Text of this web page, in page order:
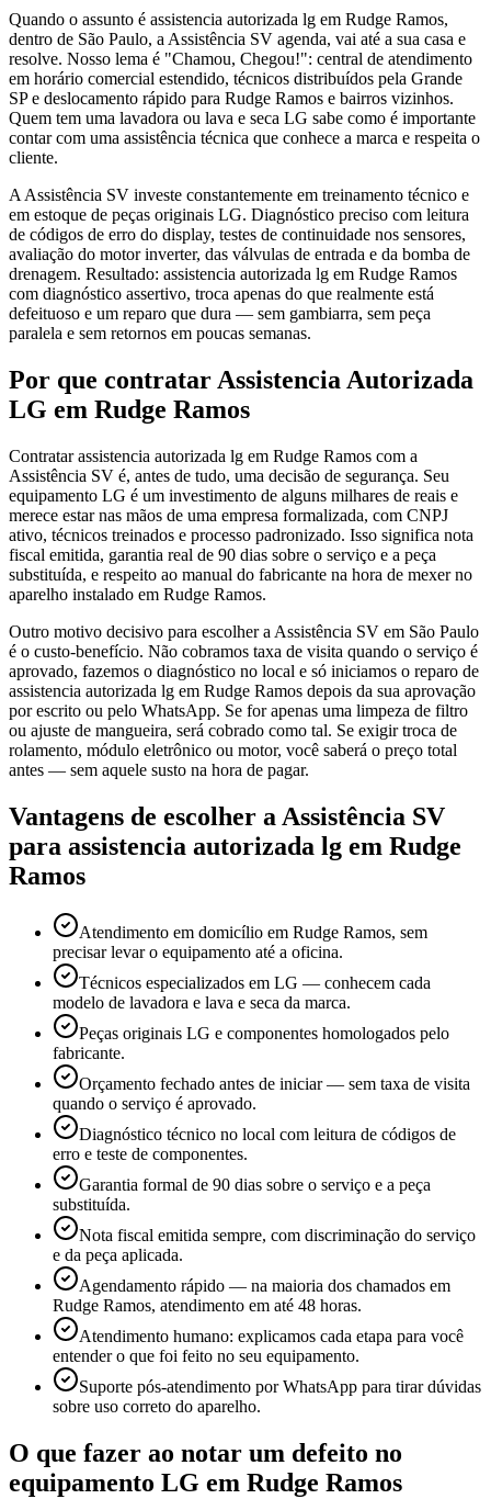
Quando o assunto é assistencia autorizada lg em Rudge Ramos,
dentro de São Paulo, a Assistência SV agenda, vai até a sua casa e
resolve. Nosso lema é "Chamou, Chegou!": central de atendimento
em horário comercial estendido, técnicos distribuídos pela Grande
SP e deslocamento rápido para Rudge Ramos e bairros vizinhos.
Quem tem uma lavadora ou lava e seca LG sabe como é importante
contar com uma assistência técnica que conhece a marca e respeita o
cliente.
A Assistência SV investe constantemente em treinamento técnico e
em estoque de peças originais LG. Diagnóstico preciso com leitura
de códigos de erro do display, testes de continuidade nos sensores,
avaliação do motor inverter, das válvulas de entrada e da bomba de
drenagem. Resultado: assistencia autorizada lg em Rudge Ramos
com diagnóstico assertivo, troca apenas do que realmente está
defeituoso e um reparo que dura — sem gambiarra, sem peça
paralela e sem retornos em poucas semanas.
Por que contratar Assistencia Autorizada
LG em Rudge Ramos
Contratar assistencia autorizada lg em Rudge Ramos com a
Assistência SV é, antes de tudo, uma decisão de segurança. Seu
equipamento LG é um investimento de alguns milhares de reais e
merece estar nas mãos de uma empresa formalizada, com CNPJ
ativo, técnicos treinados e processo padronizado. Isso significa nota
fiscal emitida, garantia real de 90 dias sobre o serviço e a peça
substituída, e respeito ao manual do fabricante na hora de mexer no
aparelho instalado em Rudge Ramos.
Outro motivo decisivo para escolher a Assistência SV em São Paulo
é o custo-benefício. Não cobramos taxa de visita quando o serviço é
aprovado, fazemos o diagnóstico no local e só iniciamos o reparo de
assistencia autorizada lg em Rudge Ramos depois da sua aprovação
por escrito ou pelo WhatsApp. Se for apenas uma limpeza de filtro
ou ajuste de mangueira, será cobrado como tal. Se exigir troca de
rolamento, módulo eletrônico ou motor, você saberá o preço total
antes — sem aquele susto na hora de pagar.
Vantagens de escolher a Assistência SV
para assistencia autorizada lg em Rudge
Ramos
Atendimento em domicílio em Rudge Ramos, sem
precisar levar o equipamento até a oficina.
Técnicos especializados em LG — conhecem cada
modelo de lavadora e lava e seca da marca.
Peças originais LG e componentes homologados pelo
fabricante.
Orçamento fechado antes de iniciar — sem taxa de visita
quando o serviço é aprovado.
Diagnóstico técnico no local com leitura de códigos de
erro e teste de componentes.
Garantia formal de 90 dias sobre o serviço e a peça
substituída.
Nota fiscal emitida sempre, com discriminação do serviço
e da peça aplicada.
Agendamento rápido — na maioria dos chamados em
Rudge Ramos, atendimento em até 48 horas.
Atendimento humano: explicamos cada etapa para você
entender o que foi feito no seu equipamento.
Suporte pós-atendimento por WhatsApp para tirar dúvidas
sobre uso correto do aparelho.
O que fazer ao notar um defeito no
equipamento LG em Rudge Ramos